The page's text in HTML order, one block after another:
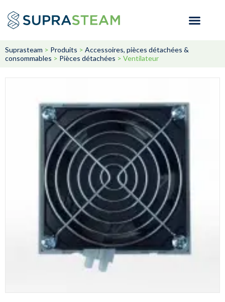
Suprasteam > Produits > Accessoires, pièces détachées &
consommables > Pièces détachées > Ventilateur